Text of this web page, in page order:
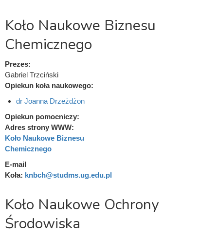
Koło Naukowe Biznesu
Chemicznego
Prezes:
Gabriel Trzciński
Opiekun koła naukowego:
dr Joanna Drzeżdżon
Opiekun pomocniczy:
Adres strony WWW:
Koło Naukowe Biznesu
Chemicznego
E-mail
Koła: knbch@studms.ug.edu.pl
Koło Naukowe Ochrony
Środowiska